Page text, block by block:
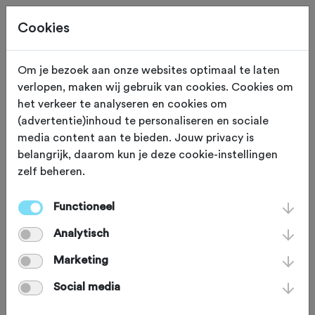
ETEN EN DRINKEN
Sven Nys Cycling
Center/ Eetcafé Velo
Bij het 'Sven Nys Cycling Center' in
Tremelo is van alles te doen. Zo is er
een belevenissencentrum, 'Trek
Tescenter' en een Eetcafé. Er is hier
Cookies
Om je bezoek aan onze websites optimaal te laten
verlopen, maken wij gebruik van cookies. Cookies om
het verkeer te analyseren en cookies om
(advertentie)inhoud te personaliseren en sociale
media content aan te bieden. Jouw privacy is
belangrijk, daarom kun je deze cookie-instellingen
zelf beheren.
Functioneel
Analytisch
Marketing
Social media